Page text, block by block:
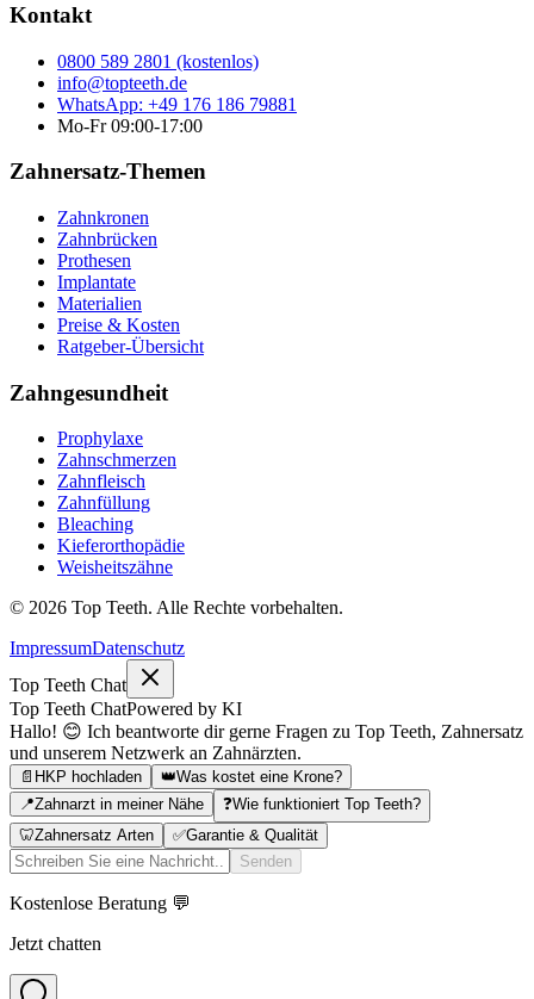
Kontakt
0800 589 2801 (kostenlos)
info@topteeth.de
WhatsApp: +49 176 186 79881
Mo-Fr 09:00-17:00
Zahnersatz-Themen
Zahnkronen
Zahnbrücken
Prothesen
Implantate
Materialien
Preise & Kosten
Ratgeber-Übersicht
Zahngesundheit
Prophylaxe
Zahnschmerzen
Zahnfleisch
Zahnfüllung
Bleaching
Kieferorthopädie
Weisheitszähne
© 2026 Top Teeth. Alle Rechte vorbehalten.
ImpressumDatenschutz
Top Teeth Chat
Top Teeth ChatPowered by KI
Hallo! 😊 Ich beantworte dir gerne Fragen zu Top Teeth, Zahnersatz
und unserem Netzwerk an Zahnärzten.
📄 HKP hochladen 👑Was kostet eine Krone?
📍Zahnarzt in meiner Nähe ❓Wie funktioniert Top Teeth?
🦷Zahnersatz Arten ✅Garantie & Qualität
Senden
Kostenlose Beratung 💬
Jetzt chatten